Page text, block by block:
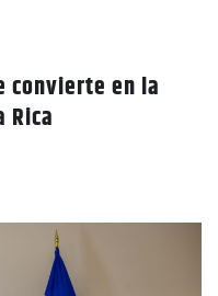
convierte en la
Rica